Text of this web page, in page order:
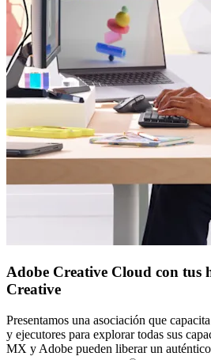
Adobe Creative Cloud con tus
Creative
Presentamos una asociación que
y ejecutores para explorar todas sus
MX y Adobe pueden liberar un